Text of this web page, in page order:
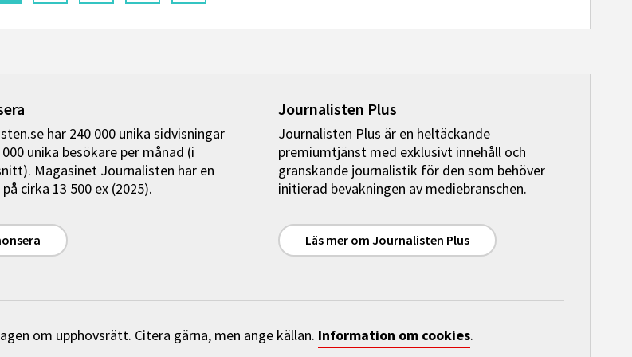
har 240 000 unika sidvisningar
unika besökare per månad (i
Magasinet Journalisten har en
cirka 13 500 ex (2025).
Journalisten Plus
Journalisten Plus är en heltäckande
premiumtjänst med exklusivt innehåll och
granskande journalistik för den som behöver
initierad bevakningen av mediebranschen.
Läs mer om Journalisten Plus
om upphovsrätt. Citera gärna, men ange källan. Information om cookies.